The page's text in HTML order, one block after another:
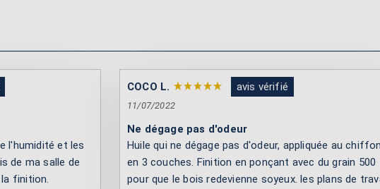
l'humidité et les
de ma salle de
finition.
COCO L. avis vérifié
11/07/2022
Ne dégage pas d'odeur
Huile qui ne dégage pas d'odeur, appliquée au chiffon
en 3 couches. Finition en ponçant avec du grain 500
pour que le bois redevienne soyeux. les plans de